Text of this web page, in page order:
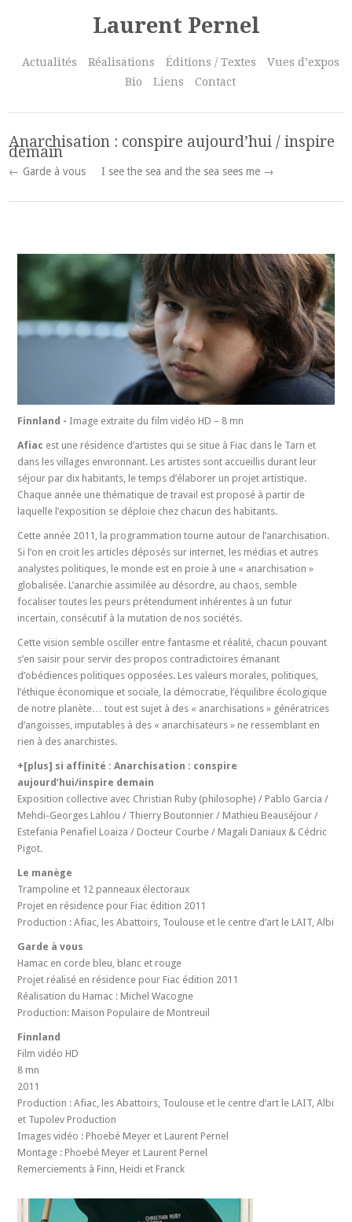
Laurent Pernel
Actualités Réalisations Éditions / Textes
Vues d’expos
Bio
Liens Contact
Anarchisation : conspire aujourd’hui / inspire
demain
← Garde à vous I see the sea and the sea sees me →
Finnland - Image extraite du film vidéo HD – 8 mn
Afiac est une résidence d’artistes qui se situe à Fiac dans le Tarn et
dans les villages environnant. Les artistes sont accueillis durant leur
séjour par dix habitants, le temps d’élaborer un projet artistique.
Chaque année une thématique de travail est proposé à partir de
laquelle l’exposition se déploie chez chacun des habitants.
Cette année 2011, la programmation tourne autour de l’anarchisation.
Si l’on en croit les articles déposés sur internet, les médias et autres
analystes politiques, le monde est en proie à une « anarchisation »
globalisée. L’anarchie assimilée au désordre, au chaos, semble
focaliser toutes les peurs prétendument inhérentes à un futur
incertain, consécutif à la mutation de nos sociétés.
Cette vision semble osciller entre fantasme et réalité, chacun pouvant
s’en saisir pour servir des propos contradictoires émanant
d’obédiences politiques opposées. Les valeurs morales, politiques,
l’éthique économique et sociale, la démocratie, l’équilibre écologique
de notre planète… tout est sujet à des « anarchisations » génératrices
d’angoisses, imputables à des « anarchisateurs » ne ressemblant en
rien à des anarchistes.
+[plus] si affinité : Anarchisation : conspire
aujourd’hui/inspire demain
Exposition collective avec Christian Ruby (philosophe) / Pablo Garcia /
Mehdi-Georges Lahlou / Thierry Boutonnier / Mathieu Beauséjour /
Estefania Penafiel Loaiza / Docteur Courbe / Magali Daniaux & Cédric
Pigot.
Le manège
Trampoline et 12 panneaux électoraux
Projet en résidence pour Fiac édition 2011
Production : Afiac, les Abattoirs, Toulouse et le centre d’art le LAIT, Albi
Garde à vous
Hamac en corde bleu, blanc et rouge
Projet réalisé en résidence pour Fiac édition 2011
Réalisation du Hamac : Michel Wacogne
Production: Maison Populaire de Montreuil
Finnland
Film vidéo HD
8 mn
2011
Production : Afiac, les Abattoirs, Toulouse et le centre d’art le LAIT, Albi
et Tupolev Production
Images vidéo : Phoebé Meyer et Laurent Pernel
Montage : Phoebé Meyer et Laurent Pernel
Remerciements à Finn, Heidi et Franck